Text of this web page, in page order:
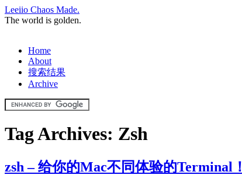
Leeiio Chaos Made.
The world is golden.
Home
About
搜索结果
Archive
Tag Archives: Zsh
zsh – 给你的Mac不同体验的Terminal！